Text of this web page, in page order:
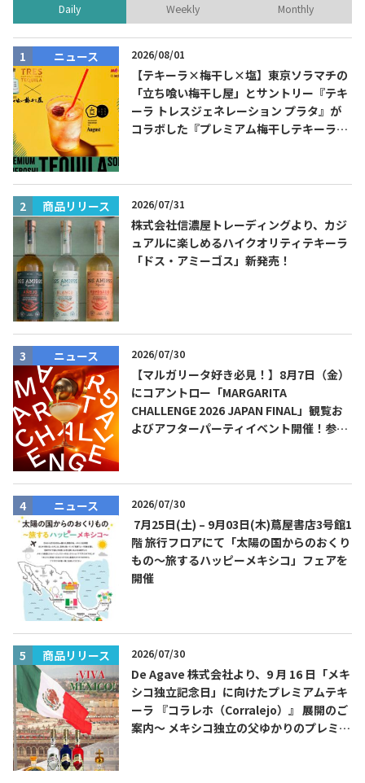
Daily Weekly Monthly
ニュース 2026/08/01
【テキーラ×梅干し×塩】東京ソラマチの
「立ち喰い梅干し屋」とサントリー『テキ
ーラ トレスジェネレーション プラタ』が
コラボした『プレミアム梅干しテキーラソ
商品リリース 2026/07/31
株式会社信濃屋トレーディングより、カジ
ュアルに楽しめるハイクオリティテキーラ
「ドス・アミーゴス」新発売！
ニュース 2026/07/30
【マルガリータ好き必見！】8月7日（金）
にコアントロー「MARGARITA
CHALLENGE 2026 JAPAN FINAL」観覧お
よびアフターパーティイベント開催！参加
ニュース 2026/07/30
7月25日(土) – 9月03日(木)蔦屋書店3号館1
階 旅行フロアにて「太陽の国からのおくり
もの～旅するハッピーメキシコ」フェアを
開催
商品リリース 2026/07/30
De Agave 株式会社より、9 月 16 日「メキ
シコ独立記念日」に向けたプレミアムテキ
ーラ 『コラレホ（Corralejo）』 展開のご
案内〜 メキシコ独立の父ゆかりのプレミア